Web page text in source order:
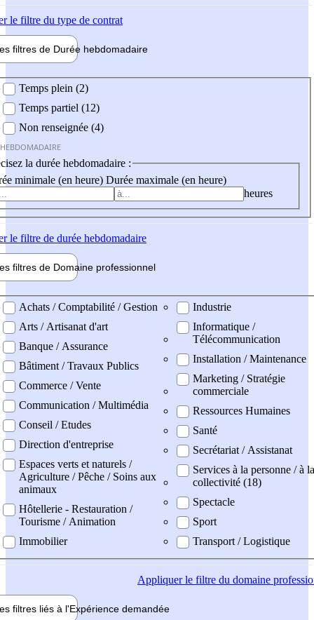
le filtre du type de contrat
filtres de Durée hebdomadaire
Temps plein (2)
Temps partiel (12)
Non renseignée (4)
la durée hebdomadaire :
minimale (en heure) Durée maximale (en heure)
heures
le filtre de durée hebdomadaire
filtres de Domaine professionnel
professionel
Achats / Comptabilité / Gestion
Arts / Artisanat d'art
Banque / Assurance
Bâtiment / Travaux Publics
Commerce / Vente
Communication / Multimédia
Conseil / Etudes
Direction d'entreprise
Espaces verts et naturels /
Agriculture / Pêche / Soins aux
animaux
Hôtellerie - Restauration /
Tourisme / Animation
Immobilier
Industrie
Informatique /
Télécommunication
Installation / Maintenance
Marketing / Stratégie
commerciale
Ressources Humaines
Santé
Secrétariat / Assistanat
Services à la personne / à la
collectivité (18)
Spectacle
Sport
Transport / Logistique
Appliquerle filtre du domaine
filtres liés à l'Expérience demandée